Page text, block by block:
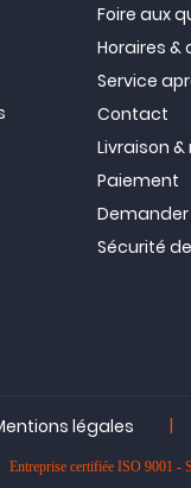
Foire aux
Horaires &
Service
Contact
Livraison
Paiement
Demander
Sécurité
légales |
Entreprise certifiée ISO 9001 -